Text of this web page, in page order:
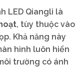
LED Qiangli là
, tùy thuộc vào
Khả năng này
hình luôn hiển
trường có ánh